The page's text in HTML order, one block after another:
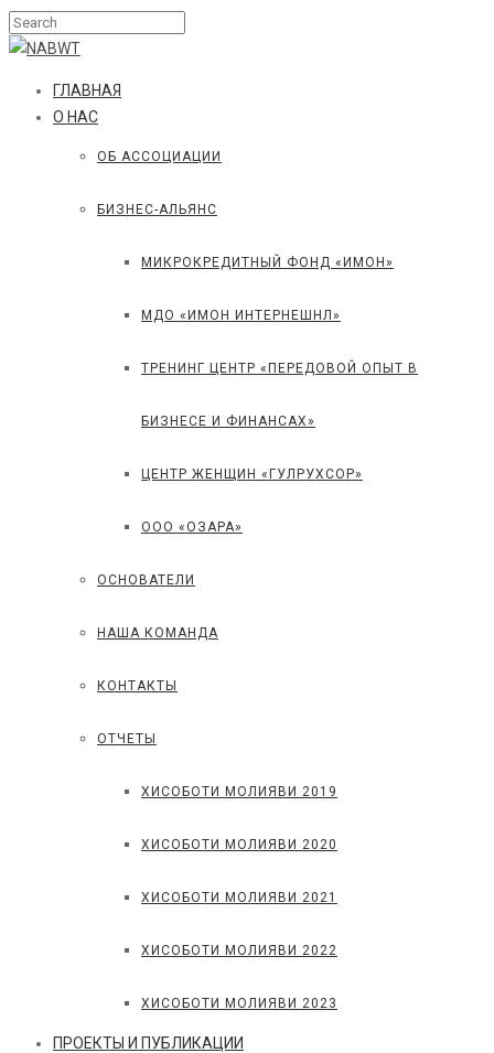
ГЛАВНАЯ
О НАС
ОБ АССОЦИАЦИИ
БИЗНЕС-АЛЬЯНС
МИКРОКРЕДИТНЫЙ ФОНД «ИМОН»
МДО «ИМОН ИНТЕРНЕШНЛ»
ТРЕНИНГ ЦЕНТР «ПЕРЕДОВОЙ ОПЫТ В
БИЗНЕСЕ И ФИНАНСАХ»
ЦЕНТР ЖЕНЩИН «ГУЛРУХСОР»
ООО «ОЗАРА»
ОСНОВАТЕЛИ
НАША КОМАНДА
КОНТАКТЫ
ОТЧЕТЫ
ХИСОБОТИ МОЛИЯВИ 2019
ХИСОБОТИ МОЛИЯВИ 2020
ХИСОБОТИ МОЛИЯВИ 2021
ХИСОБОТИ МОЛИЯВИ 2022
ХИСОБОТИ МОЛИЯВИ 2023
ПРОЕКТЫ И ПУБЛИКАЦИИ